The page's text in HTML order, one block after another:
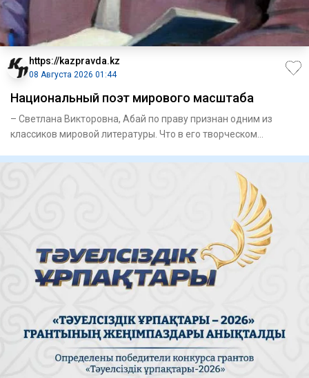
https://kazpravda.kz
08 Августа 2026 01:44
Национальный поэт мирового масштаба
– Светлана Викторовна, Абай по праву признан одним из
классиков мировой литературы. Что в его творческом